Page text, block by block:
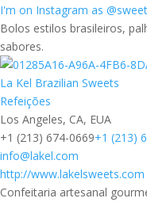
I'm on Instagram as
Bolos estilos brasileiros,
sabores.
La Kel Brazilian Sweets
Refeições
Los Angeles, CA, EUA
+1 (213) 674-0669+1 (213)
info@lakel.com
http://www.lakelsweets.com
Confeitaria artesanal